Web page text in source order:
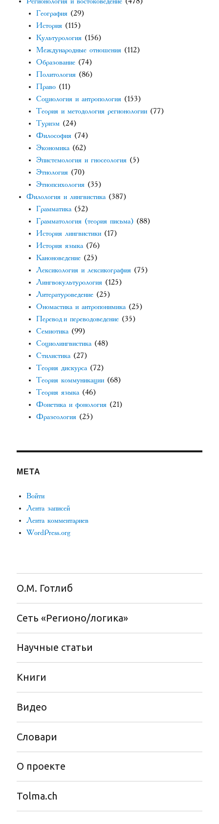
География (29)
История (115)
Культурология (156)
Международные отношения (112)
Образование (74)
Политология (86)
Право (11)
Социология и антропология (153)
Теория и методология регионологии (77)
Туризм (24)
Философия (74)
Экономика (62)
Эпистемология и гносеология (5)
Этнология (70)
Этнопсихология (35)
Филология и лингвистика (387)
Грамматика (52)
Грамматология (теория письма) (88)
История лингвистики (17)
История языка (76)
Каноноведение (25)
Лексикология и лексикография (75)
Лингвокультурология (125)
Литературоведение (25)
Ономастика и антропонимика (25)
Перевод и переводоведение (35)
Семиотика (99)
Социолингвистика (48)
Стилистика (27)
Теория дискурса (72)
Теория коммуникации (68)
Теория языка (46)
Фонетика и фонология (21)
Фразеология (25)
МЕТА
Войти
Лента записей
Лента комментариев
WordPress.org
О.М. Готлиб
Сеть «Регионо/логика»
Научные статьи
Книги
Видео
Словари
О проекте
Tolma.ch